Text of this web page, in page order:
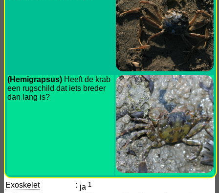
(Hemigrapsus) Heeft de krab
een rugschild dat iets breder
dan lang is?
Exoskelet : ja 1